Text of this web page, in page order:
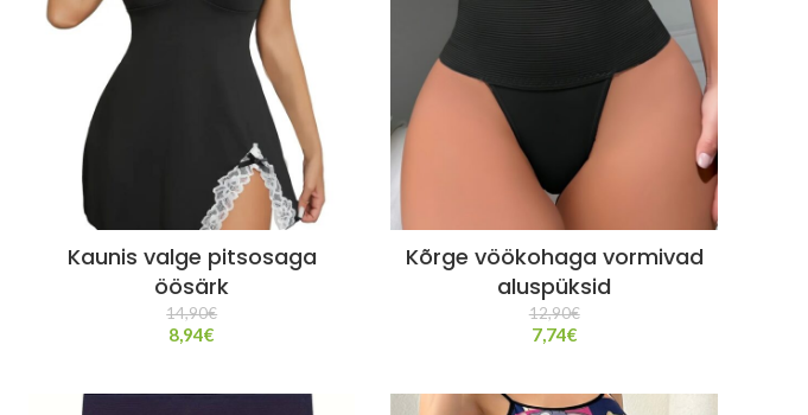
Kaunis valge pitsosaga
öösärk
14,90€
8,94€
Kõrge vöökohaga vormivad
aluspüksid
12,90€
7,74€